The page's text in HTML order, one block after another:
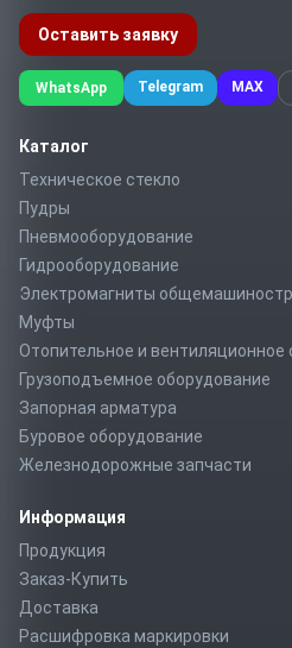
Оставить заявку
WhatsApp Telegram MAX
Каталог
Техническое стекло
Пудры
Пневмооборудование
Гидрооборудование
Электромагниты
Муфты
Отопительное и вентиляционное
Грузоподъемное оборудование
Запорная арматура
Буровое оборудование
Железнодорожные запчасти
Информация
Продукция
Заказ-Купить
Доставка
Расшифровка маркировки